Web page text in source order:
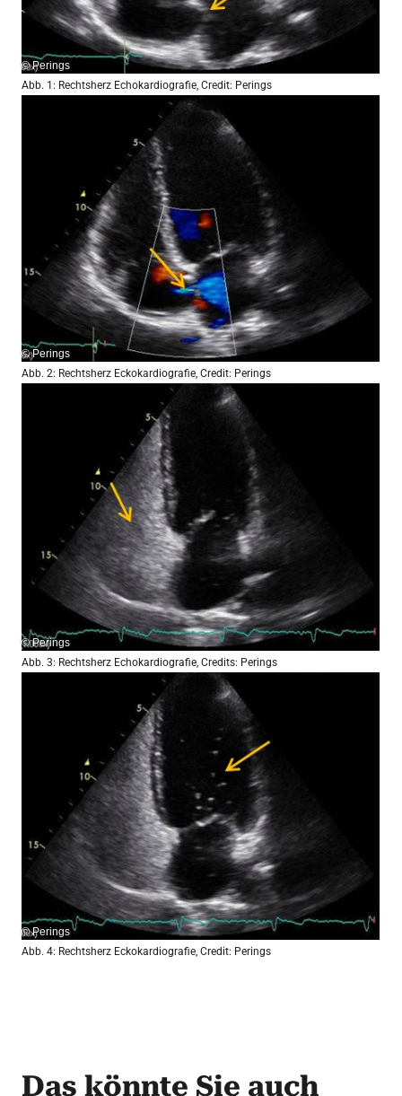
© Perings
Abb. 1: Rechtsherz Echokardiografie, Credit: Perings
© Perings
Abb. 2: Rechtsherz Eckokardiografie, Credit: Perings
© Perings
Abb. 3: Rechtsherz Echokardiografie, Credits: Perings
© Perings
Abb. 4: Rechtsherz Eckokardiografie, Credit: Perings
Das könnte Sie auch